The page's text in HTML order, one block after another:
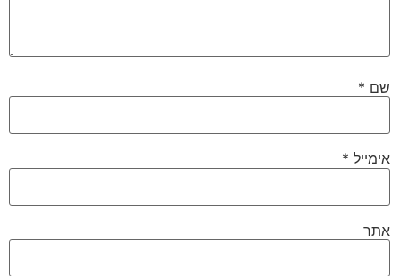
שם *
אימייל *
אתר